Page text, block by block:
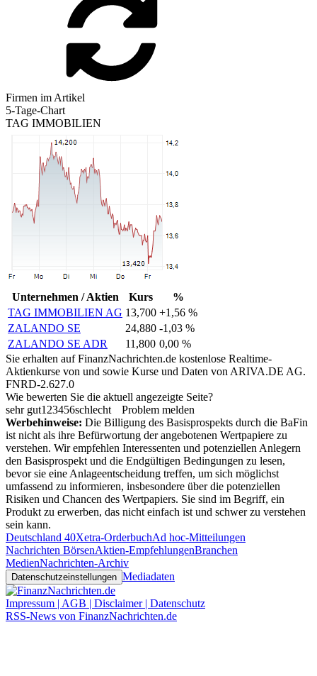
Firmen im Artikel
5-Tage-Chart
TAG IMMOBILIEN
Unternehmen / Aktien Kurs
%
TAG IMMOBILIEN AG 13,700 +1,56 %
ZALANDO SE
24,880 -1,03 %
ZALANDO SE ADR
11,800 0,00 %
Sie erhalten auf FinanzNachrichten.de kostenlose Realtime-
Aktienkurse von und sowie Kurse und Daten von ARIVA.DE AG.
FNRD-2.627.0
Wie bewerten Sie die aktuell angezeigte Seite?
sehr gut1 23456schlecht
Problem melden
Werbehinweise: Die Billigung des Basisprospekts durch die BaFin
ist nicht als ihre Befürwortung der angebotenen Wertpapiere zu
verstehen. Wir empfehlen Interessenten und potenziellen Anlegern
den Basisprospekt und die Endgültigen Bedingungen zu lesen,
bevor sie eine Anlageentscheidung treffen, um sich möglichst
umfassend zu informieren, insbesondere über die potenziellen
Risiken und Chancen des Wertpapiers. Sie sind im Begriff, ein
Produkt zu erwerben, das nicht einfach ist und schwer zu verstehen
sein kann.
Deutschland 40Xetra-OrderbuchAd hoc-Mitteilungen
Nachrichten BörsenAktien-EmpfehlungenBranchen
MedienNachrichten-Archiv
Datenschutzeinstellungen Mediadaten
Impressum | AGB | Disclaimer | Datenschutz
RSS-News von FinanzNachrichten.de